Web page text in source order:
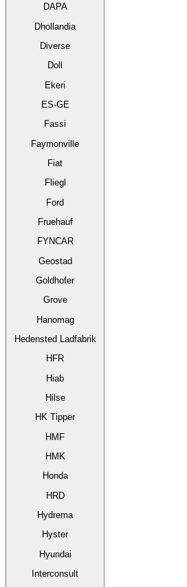
DAPA
Dhollandia
Diverse
Doll
Ekeri
ES-GE
Fassi
Faymonville
Fiat
Fliegl
Ford
Fruehauf
FYNCAR
Geostad
Goldhofer
Grove
Hanomag
Hedensted Ladfabrik
HFR
Hiab
Hilse
HK Tipper
HMF
HMK
Honda
HRD
Hydrema
Hyster
Hyundai
Interconsult